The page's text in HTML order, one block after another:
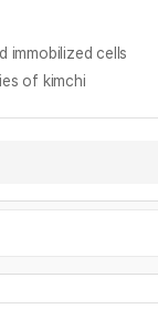
immobilized cells
of kimchi